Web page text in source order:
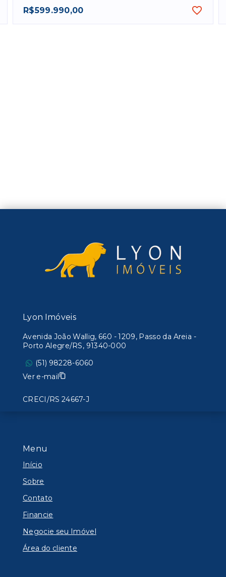
R$599.990,00
Menu
Início
Sobre
Contato
Financie
Negocie seu Imóvel
Área do cliente
Lyon Imóveis
Avenida João Wallig, 660 - 1209, Passo da Areia -
Porto Alegre/RS, 91340-000
(51) 98228-6060
Ver e-mail
CRECI/RS 24667-J